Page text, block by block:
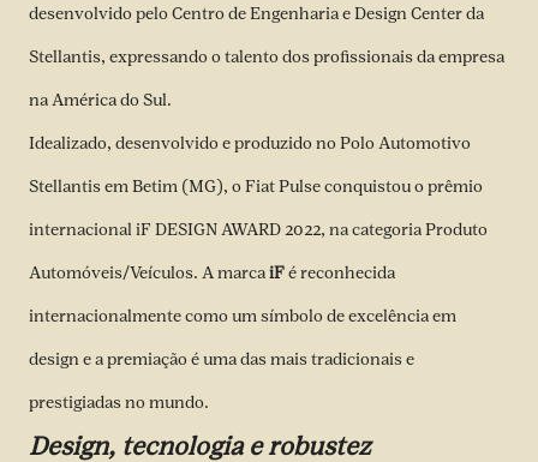
desenvolvido pelo Centro de Engenharia e Design Center da
Stellantis, expressando o talento dos profissionais da empresa
na América do Sul.
Idealizado, desenvolvido e produzido no Polo Automotivo
Stellantis em Betim (MG), o Fiat Pulse conquistou o prêmio
internacional iF DESIGN AWARD 2022, na categoria Produto
Automóveis/Veículos. A marcaiFé reconhecida
internacionalmente como um símbolo de excelência em
design e a premiação é uma das mais tradicionais e
prestigiadas no mundo.
Design, tecnologia e robustez